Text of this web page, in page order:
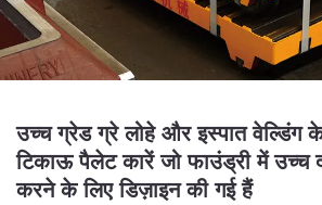
उच्च ग्रेड ग्रे लोहे और इस्पात वेल्डिंग के
टिकाऊ पैलेट कारें जो फाउंड्री में उच्च
करने के लिए डिज़ाइन की गई हैं